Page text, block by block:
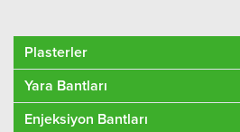
Plasterler
Yara Bantları
Enjeksiyon Bantları